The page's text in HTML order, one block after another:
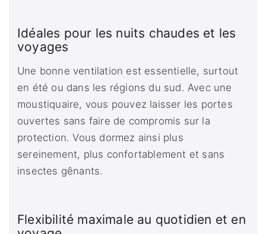
Idéales pour les nuits chaudes et les
voyages
Une bonne ventilation est essentielle, surtout
en été ou dans les régions du sud. Avec une
moustiquaire, vous pouvez laisser les portes
ouvertes sans faire de compromis sur la
protection. Vous dormez ainsi plus
sereinement, plus confortablement et sans
insectes gênants.
Flexibilité maximale au quotidien et en